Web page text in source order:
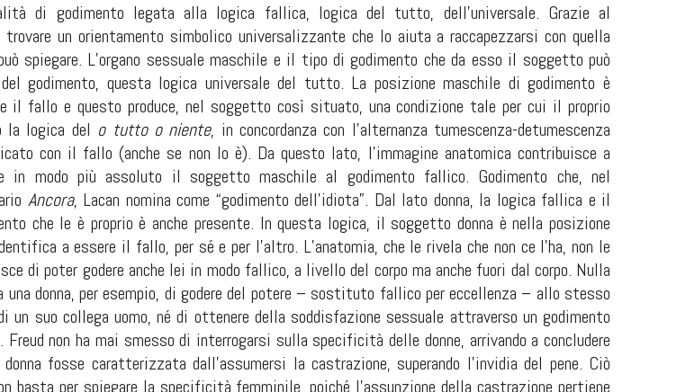
di godimento legata alla logica fallica, logica del tutto, dell’universale. Grazie al
un orientamento simbolico universalizzante che lo aiuta a raccapezzarsi con quella
spiegare. L’organo sessuale maschile e il tipo di godimento che da esso il soggetto può
godimento, questa logica universale del tutto. La posizione maschile di godimento è
il fallo e questo produce, nel soggetto così situato, una condizione tale per cui il proprio
la logica del o tutto o niente, in concordanza con l’alternanza tumescenza-detumescenza
con il fallo (anche se non lo è). Da questo lato, l’immagine anatomica contribuisce a
in modo più assoluto il soggetto maschile al godimento fallico. Godimento che, nel
Ancora, Lacan nomina come “godimento dell’idiota”. Dal lato donna, la logica fallica e il
che le è proprio è anche presente. In questa logica, il soggetto donna è nella posizione
a essere il fallo, per sé e per l’altro. L’anatomia, che le rivela che non ce l’ha, non le
di poter godere anche lei in modo fallico, a livello del corpo ma anche fuori dal corpo. Nulla
una donna, per esempio, di godere del potere – sostituto fallico per eccellenza – allo stesso
un suo collega uomo, né di ottenere della soddisfazione sessuale attraverso un godimento
Freud non ha mai smesso di interrogarsi sulla specificità delle donne, arrivando a concludere
fosse caratterizzata dall’assumersi la castrazione, superando l’invidia del pene. Ciò
basta per spiegare la specificità femminile, poiché l’assunzione della castrazione pertiene